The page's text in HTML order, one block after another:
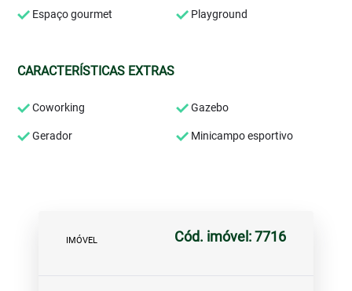
Espaço gourmet Playground
CARACTERÍSTICAS EXTRAS
Coworking Gazebo
Gerador Minicampo esportivo
IMÓVEL Cód. imóvel: 7716